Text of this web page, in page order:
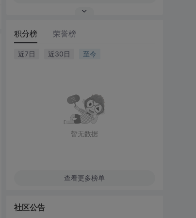
积分榜 荣誉榜
近7日 近30日 至今
暂无数据
查看更多榜单
社区公告